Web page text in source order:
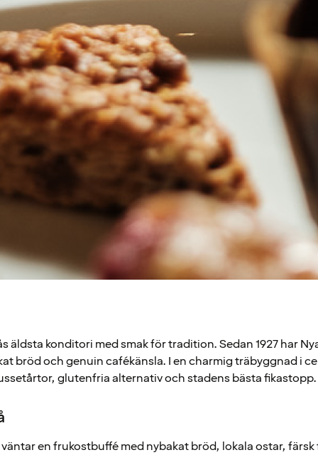
äldsta konditori med smak för tradition. Sedan 1927 har
bröd och genuin cafékänsla. I en charmig träbyggnad i
glutenfria alternativ och stadens bästa fikastopp.
väntar en frukostbuffé med nybakat bröd, lokala ostar,